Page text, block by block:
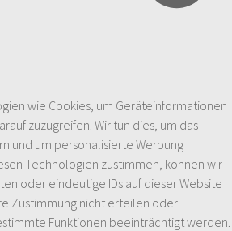
wie Cookies, um Geräteinformationen
zuzugreifen. Wir tun dies, um das
und um personalisierte Werbung
Technologien zustimmen, können wir
oder eindeutige IDs auf dieser Website
Zustimmung nicht erteilen oder
Funktionen beeinträchtigt werden.